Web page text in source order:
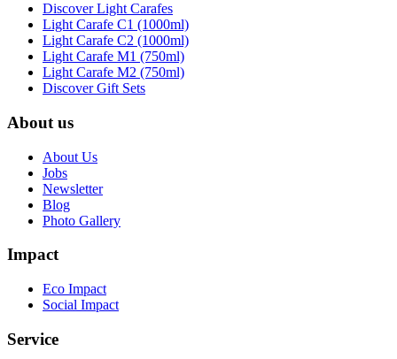
Discover Light Carafes
Light Carafe C1 (1000ml)
Light Carafe C2 (1000ml)
Light Carafe M1 (750ml)
Light Carafe M2 (750ml)
Discover Gift Sets
About us
About Us
Jobs
Newsletter
Blog
Photo Gallery
Impact
Eco Impact
Social Impact
Service